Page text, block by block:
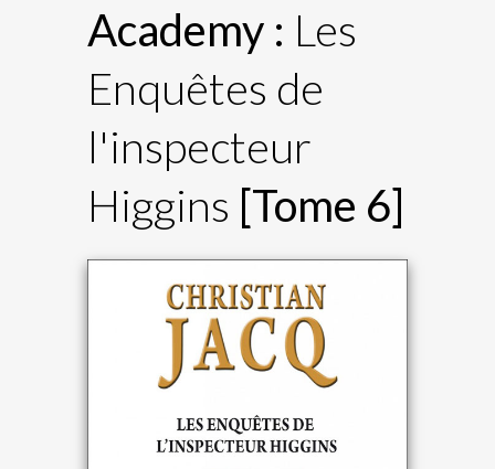
Academy : Les
Enquêtes de
l'inspecteur
Higgins [Tome 6]